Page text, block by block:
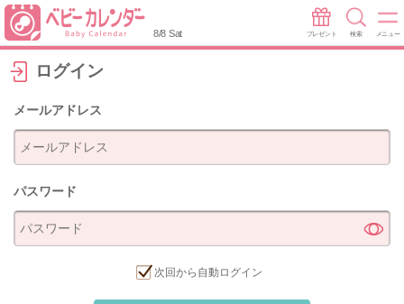
8/8 Sat プレゼント 検索 メニュー
ログイン
メールアドレス
パスワード
次回から自動ログイン